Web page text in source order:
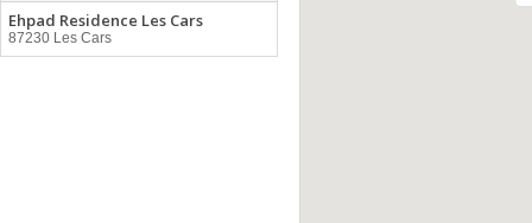
Ehpad Residence Les Cars
87230 Les Cars